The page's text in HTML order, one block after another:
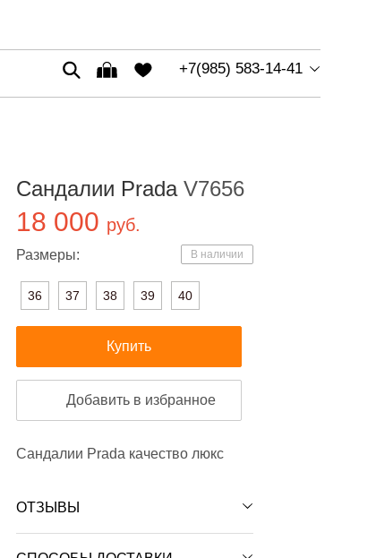
+7(985) 583-14-41
Сандалии Prada V7656
18 000 руб.
В наличии
Размеры:
36 37 38 39 40
Купить
Добавить в избранное
Сандалии Prada качество люкс
ОТЗЫВЫ